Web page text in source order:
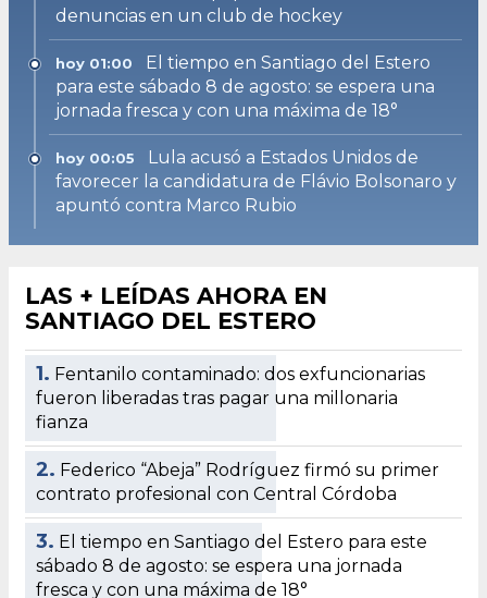
denuncias en un club de hockey
hoy 01:00
El tiempo en Santiago del Estero
para este sábado 8 de agosto: se espera una
jornada fresca y con una máxima de 18°
hoy 00:05
Lula acusó a Estados Unidos de
favorecer la candidatura de Flávio Bolsonaro y
apuntó contra Marco Rubio
LAS + LEÍDAS AHORA EN
SANTIAGO DEL ESTERO
1. Fentanilo contaminado: dos exfuncionarias
fueron liberadas tras pagar una millonaria
fianza
2. Federico “Abeja” Rodríguez firmó su primer
contrato profesional con Central Córdoba
3. El tiempo en Santiago del Estero para este
sábado 8 de agosto: se espera una jornada
fresca y con una máxima de 18°